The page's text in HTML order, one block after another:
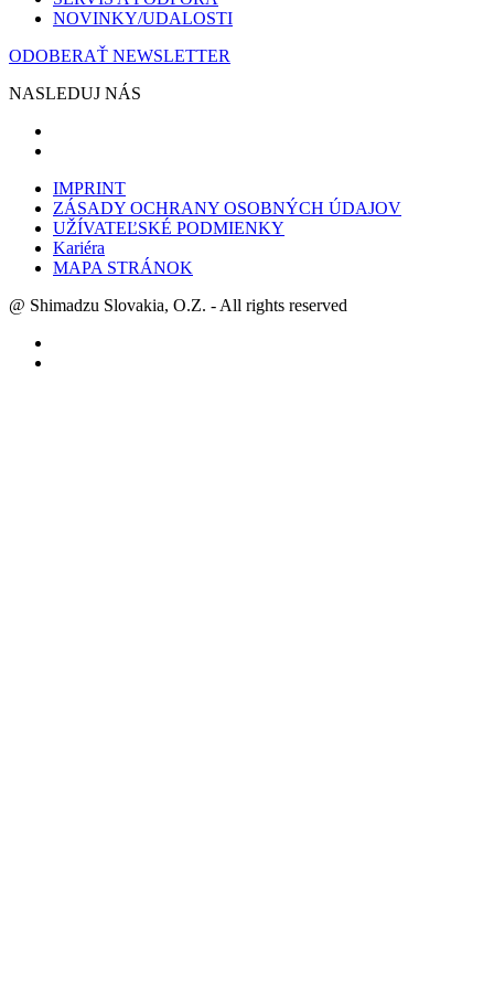
NOVINKY/UDALOSTI
ODOBERAŤ NEWSLETTER
NASLEDUJ NÁS
IMPRINT
ZÁSADY OCHRANY OSOBNÝCH ÚDAJOV
UŽÍVATEĽSKÉ PODMIENKY
Kariéra
MAPA STRÁNOK
@ Shimadzu Slovakia, O.Z. - All rights reserved